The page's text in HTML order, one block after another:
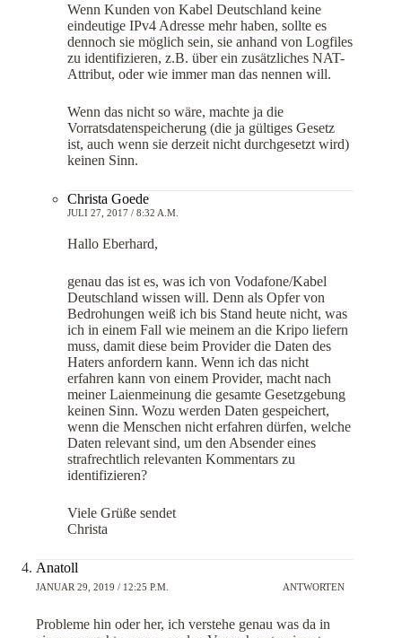
Wenn Kunden von Kabel Deutschland keine
eindeutige IPv4 Adresse mehr haben, sollte es
dennoch sie möglich sein, sie anhand von Logfiles
zu identifizieren, z.B. über ein zusätzliches NAT-
Attribut, oder wie immer man das nennen will.
Wenn das nicht so wäre, machte ja die
Vorratsdatenspeicherung (die ja gültiges Gesetz
ist, auch wenn sie derzeit nicht durchgesetzt wird)
keinen Sinn.
Christa Goede
JULI 27, 2017 / 8:32 A.M.
Hallo Eberhard,
genau das ist es, was ich von Vodafone/Kabel
Deutschland wissen will. Denn als Opfer von
Bedrohungen weiß ich bis Stand heute nicht, was
ich in einem Fall wie meinem an die Kripo liefern
muss, damit diese beim Provider die Daten des
Haters anfordern kann. Wenn ich das nicht
erfahren kann von einem Provider, macht nach
meiner Laienmeinung die gesamte Gesetzgebung
keinen Sinn. Wozu werden Daten gespeichert,
wenn die Menschen nicht erfahren dürfen, welche
Daten relevant sind, um den Absender eines
strafrechtlich relevanten Kommentars zu
identifizieren?
Viele Grüße sendet
Christa
Anatoll
JANUAR 29, 2019 / 12:25 P.M. ANTWORTEN
Probleme hin oder her, ich verstehe genau was da in